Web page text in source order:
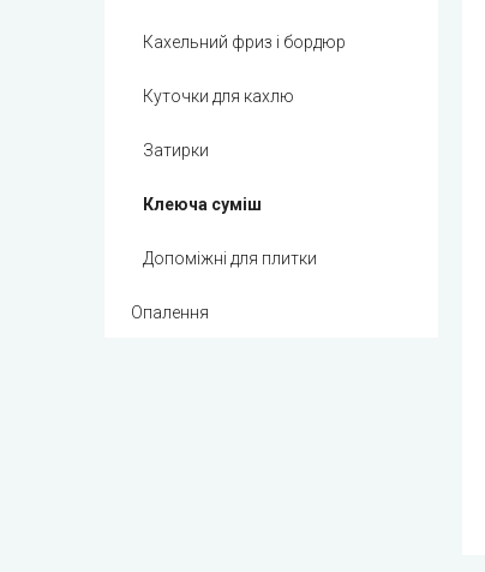
Кахельний фриз і бордюр
Куточки для кахлю
Затирки
Клеюча суміш
Допоміжні для плитки
Опалення